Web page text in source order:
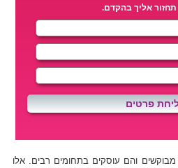
תחזור אליך בהקדם.
והם עוסקים בתחומים רבים. אלו